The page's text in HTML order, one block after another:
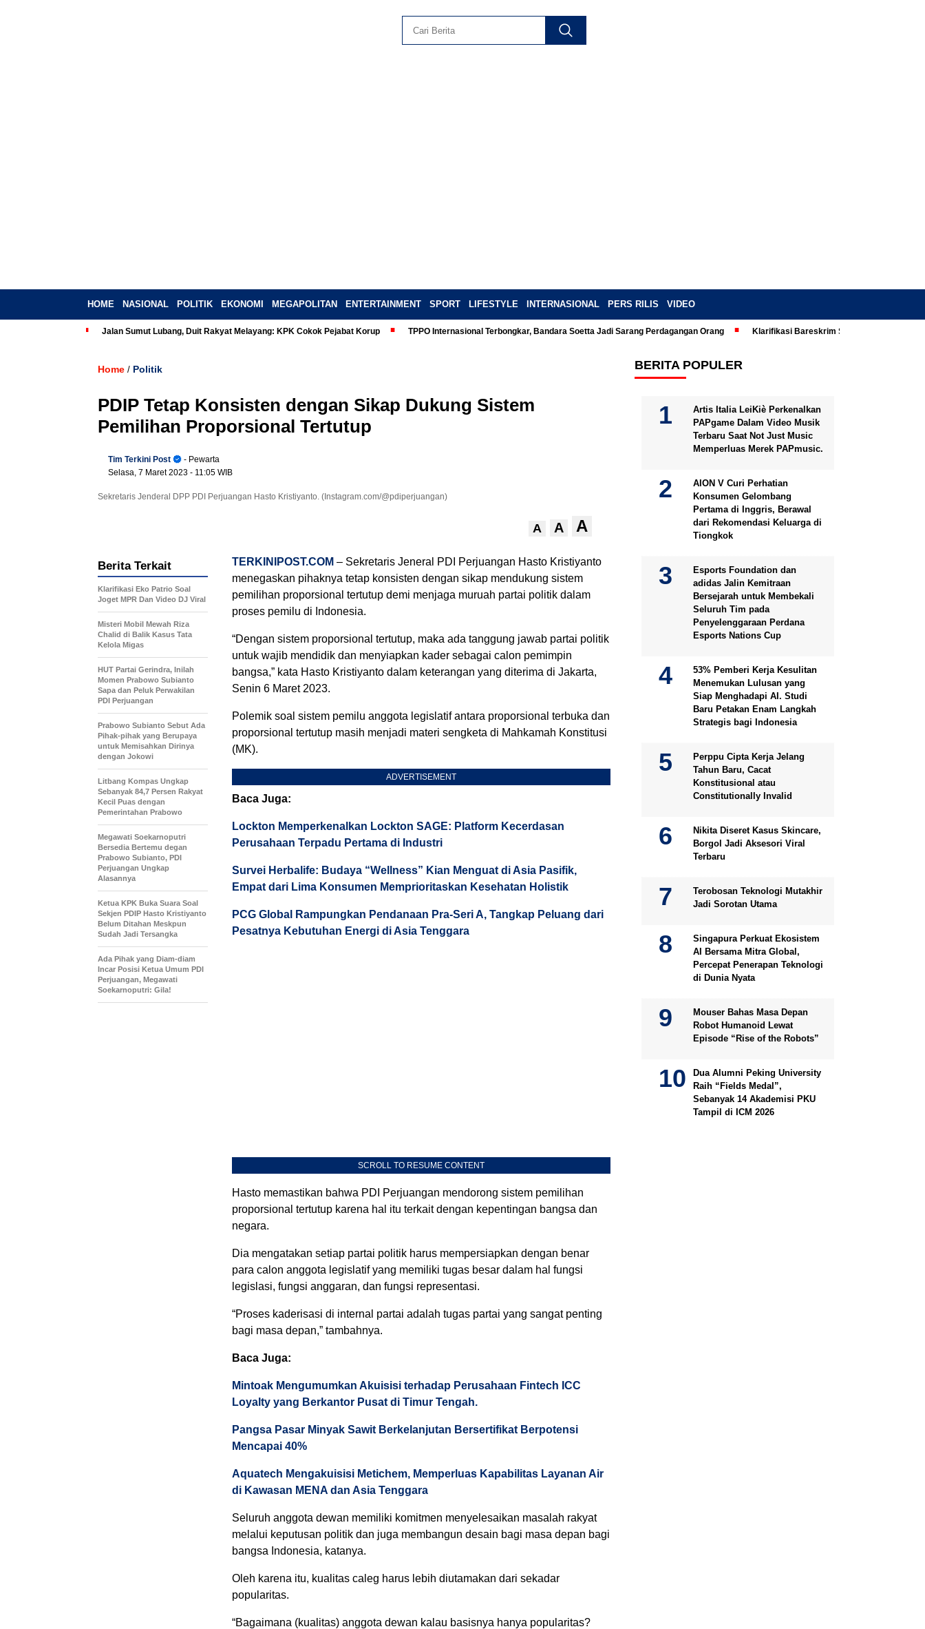
HOME NASIONAL POLITIK EKONOMI MEGAPOLITAN ENTERTAINMENT SPORT LIFESTYLE INTERNASIONAL PERS RILIS VIDEO
Jalan Sumut Lubang, Duit Rakyat Melayang: KPK Cokok Pejabat Korup TPPO Internasional Terbongkar, Bandara Soetta Jadi Sarang Perdagangan Orang Klarifikasi Bareskrim Soal Ijazah Jokowi
Home / Politik
PDIP Tetap Konsisten dengan Sikap Dukung Sistem
Pemilihan Proporsional Tertutup
Tim Terkini Post
- Pewarta
Selasa, 7 Maret 2023 - 11:05 WIB
Sekretaris Jenderal DPP PDI Perjuangan Hasto Kristiyanto. (Instagram.com/@pdiperjuangan)
A A A
TERKINIPOST.COM – Sekretaris Jeneral PDI Perjuangan Hasto Kristiyanto
menegaskan pihaknya tetap konsisten dengan sikap mendukung sistem
pemilihan proporsional tertutup demi menjaga muruah partai politik dalam
proses pemilu di Indonesia.
“Dengan sistem proporsional tertutup, maka ada tanggung jawab partai politik
untuk wajib mendidik dan menyiapkan kader sebagai calon pemimpin
bangsa,” kata Hasto Kristiyanto dalam keterangan yang diterima di Jakarta,
Senin 6 Maret 2023.
Polemik soal sistem pemilu anggota legislatif antara proporsional terbuka dan
proporsional tertutup masih menjadi materi sengketa di Mahkamah Konstitusi
(MK).
ADVERTISEMENT
Baca Juga:
Lockton Memperkenalkan Lockton SAGE: Platform Kecerdasan
Perusahaan Terpadu Pertama di Industri
Survei Herbalife: Budaya “Wellness” Kian Menguat di Asia Pasifik,
Empat dari Lima Konsumen Memprioritaskan Kesehatan Holistik
PCG Global Rampungkan Pendanaan Pra-Seri A, Tangkap Peluang dari
Pesatnya Kebutuhan Energi di Asia Tenggara
SCROLL TO RESUME CONTENT
Hasto memastikan bahwa PDI Perjuangan mendorong sistem pemilihan
proporsional tertutup karena hal itu terkait dengan kepentingan bangsa dan
negara.
Dia mengatakan setiap partai politik harus mempersiapkan dengan benar
para calon anggota legislatif yang memiliki tugas besar dalam hal fungsi
legislasi, fungsi anggaran, dan fungsi representasi.
“Proses kaderisasi di internal partai adalah tugas partai yang sangat penting
bagi masa depan,” tambahnya.
Baca Juga:
Mintoak Mengumumkan Akuisisi terhadap Perusahaan Fintech ICC
Loyalty yang Berkantor Pusat di Timur Tengah.
Pangsa Pasar Minyak Sawit Berkelanjutan Bersertifikat Berpotensi
Mencapai 40%
Aquatech Mengakuisisi Metichem, Memperluas Kapabilitas Layanan Air
di Kawasan MENA dan Asia Tenggara
Seluruh anggota dewan memiliki komitmen menyelesaikan masalah rakyat
melalui keputusan politik dan juga membangun desain bagi masa depan bagi
bangsa Indonesia, katanya.
Oleh karena itu, kualitas caleg harus lebih diutamakan dari sekadar
popularitas.
“Bagaimana (kualitas) anggota dewan kalau basisnya hanya popularitas?
Berita Terkait
Klarifikasi Eko Patrio Soal
Joget MPR Dan Video DJ Viral
Misteri Mobil Mewah Riza
Chalid di Balik Kasus Tata
Kelola Migas
HUT Partai Gerindra, Inilah
Momen Prabowo Subianto
Sapa dan Peluk Perwakilan
PDI Perjuangan
Prabowo Subianto Sebut Ada
Pihak-pihak yang Berupaya
untuk Memisahkan Dirinya
dengan Jokowi
Litbang Kompas Ungkap
Sebanyak 84,7 Persen Rakyat
Kecil Puas dengan
Pemerintahan Prabowo
Megawati Soekarnoputri
Bersedia Bertemu degan
Prabowo Subianto, PDI
Perjuangan Ungkap
Alasannya
Ketua KPK Buka Suara Soal
Sekjen PDIP Hasto Kristiyanto
Belum Ditahan Meskpun
Sudah Jadi Tersangka
Ada Pihak yang Diam-diam
Incar Posisi Ketua Umum PDI
Perjuangan, Megawati
Soekarnoputri: Gila!
BERITA POPULER
Artis Italia LeiKiè Perkenalkan
PAPgame Dalam Video Musik
Terbaru Saat Not Just Music
Memperluas Merek PAPmusic.
AION V Curi Perhatian
Konsumen Gelombang
Pertama di Inggris, Berawal
dari Rekomendasi Keluarga di
Tiongkok
Esports Foundation dan
adidas Jalin Kemitraan
Bersejarah untuk Membekali
Seluruh Tim pada
Penyelenggaraan Perdana
Esports Nations Cup
53% Pemberi Kerja Kesulitan
Menemukan Lulusan yang
Siap Menghadapi AI. Studi
Baru Petakan Enam Langkah
Strategis bagi Indonesia
Perppu Cipta Kerja Jelang
Tahun Baru, Cacat
Konstitusional atau
Constitutionally Invalid
Nikita Diseret Kasus Skincare,
Borgol Jadi Aksesori Viral
Terbaru
Terobosan Teknologi Mutakhir
Jadi Sorotan Utama
Singapura Perkuat Ekosistem
AI Bersama Mitra Global,
Percepat Penerapan Teknologi
di Dunia Nyata
Mouser Bahas Masa Depan
Robot Humanoid Lewat
Episode “Rise of the Robots”
Dua Alumni Peking University
Raih “Fields Medal”,
Sebanyak 14 Akademisi PKU
Tampil di ICM 2026